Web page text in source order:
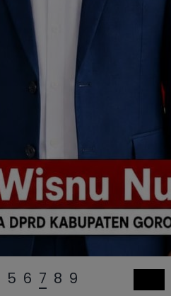
5 6 7 8 9